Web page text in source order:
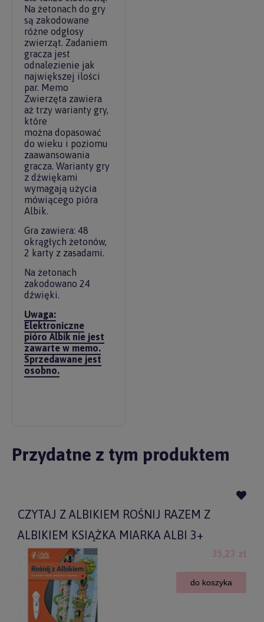
Na żetonach do gry
są zakodowane
różne odgłosy
zwierząt. Zadaniem
gracza jest
odnalezienie jak
największej ilości
par. Memo
Zwierzęta zawiera
aż trzy warianty gry,
które
można dopasować
do wieku i poziomu
zaawansowania
gracza. Warianty gry
z dźwiękami
wymagają użycia
mówiącego pióra
Albik.
Gra zawiera: 48
okrągłych żetonów,
2 karty z zasadami.
Na żetonach
zakodowano 24
dźwięki.
Uwaga:
Elektroniczne
pióro Albik nie jest
zawarte w memo.
Sprzedawane jest
osobno.
Przydatne z tym produktem
CZYTAJ Z ALBIKIEM ROŚNIJ RAZEM Z
ALBIKIEM KSIĄŻKA MIARKA ALBI 3+
35,23 zł
do koszyka